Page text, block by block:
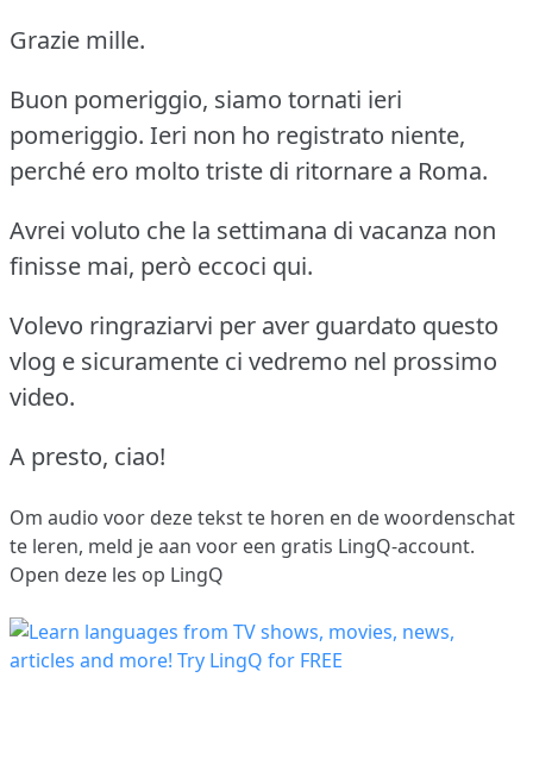
Grazie mille.
Buon pomeriggio, siamo tornati ieri
pomeriggio. Ieri non ho registrato niente,
perché ero molto triste di ritornare a Roma.
Avrei voluto che la settimana di vacanza non
finisse mai, però eccoci qui.
Volevo ringraziarvi per aver guardato questo
vlog e sicuramente ci vedremo nel prossimo
video.
A presto, ciao!
Om audio voor deze tekst te horen en de woordenschat
te leren, meld je aan voor een gratis LingQ-account.
Open deze les op LingQ